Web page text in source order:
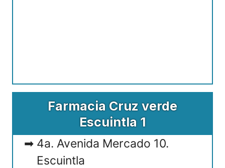
Farmacia Cruz verde
Escuintla 1
4a. Avenida Mercado 10.
Escuintla